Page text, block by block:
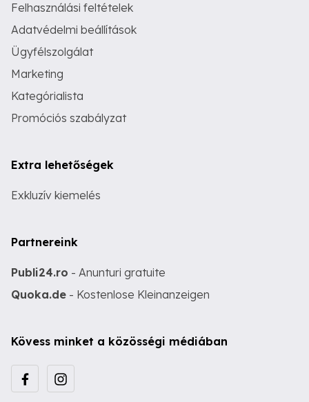
Felhasználási feltételek
Adatvédelmi beállítások
Ügyfélszolgálat
Marketing
Kategórialista
Promóciós szabályzat
Extra lehetőségek
Exkluzív kiemelés
Partnereink
Publi24.ro - Anunturi gratuite
Quoka.de - Kostenlose Kleinanzeigen
Kövess minket a közösségi médiában